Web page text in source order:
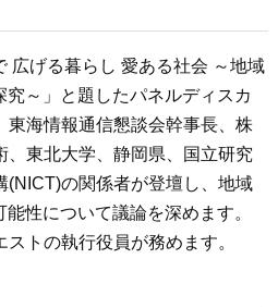
広げる暮らし 愛ある社会 ～地域
～」と題したパネルディスカ
東海情報通信懇談会幹事長、株
東北大学、静岡県、国立研究
(NICT)の関係者が登壇し、地域
性について議論を深めます。
トの執行役員が務めます。